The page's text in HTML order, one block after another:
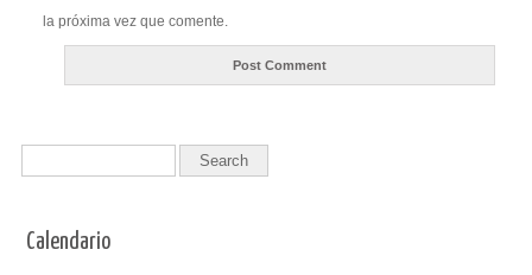
la próxima vez que comente.
Calendario